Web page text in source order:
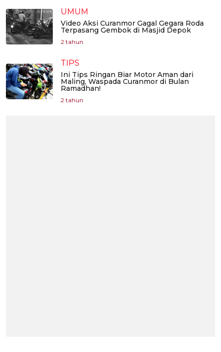
UMUM
Video Aksi Curanmor Gagal Gegara Roda
Terpasang Gembok di Masjid Depok
2 tahun
TIPS
Ini Tips Ringan Biar Motor Aman dari
Maling, Waspada Curanmor di Bulan
Ramadhan!
2 tahun